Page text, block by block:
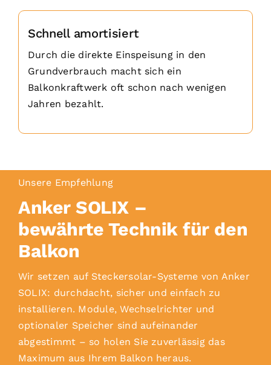
Schnell amortisiert
Durch die direkte Einspeisung in den
Grundverbrauch macht sich ein
Balkonkraftwerk oft schon nach wenigen
Jahren bezahlt.
Unsere Empfehlung
Anker SOLIX –
bewährte Technik für den
Balkon
Wir setzen auf Steckersolar-Systeme von Anker
SOLIX: durchdacht, sicher und einfach zu
installieren. Module, Wechselrichter und
optionaler Speicher sind aufeinander
abgestimmt – so holen Sie zuverlässig das
Maximum aus Ihrem Balkon heraus.